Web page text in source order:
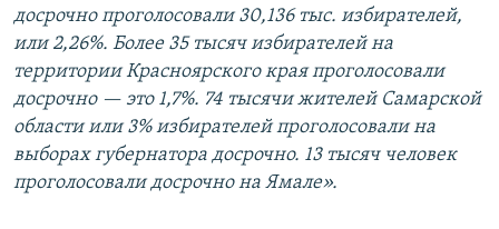
досрочно проголосовали 30,136 тыс. избирателей,
или 2,26%. Более 35 тысяч избирателей на
территории Красноярского края проголосовали
досрочно — это 1,7%. 74 тысячи жителей Самарской
области или 3% избирателей проголосовали на
выборах губернатора досрочно. 13 тысяч человек
проголосовали досрочно на Ямале».